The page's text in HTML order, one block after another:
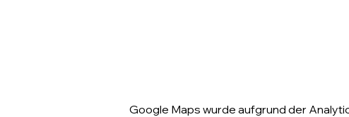
Google Maps wurde aufgrund der